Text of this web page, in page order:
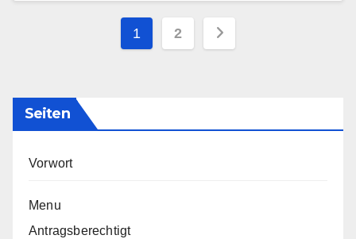
1 2
Seiten
Vorwort
Menu
Antragsberechtigt